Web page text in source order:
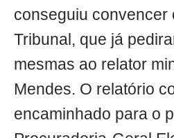
conseguiu convencer
Tribunal, que já
mesmas ao relator
Mendes. O relatório
encaminhado para o